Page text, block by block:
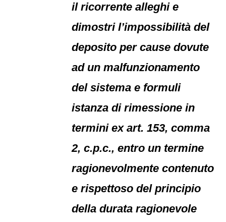
il ricorrente alleghi e
dimostri l’impossibilità del
deposito per cause dovute
ad un malfunzionamento
del sistema e formuli
istanza di rimessione in
termini ex art. 153, comma
2, c.p.c., entro un termine
ragionevolmente contenuto
e rispettoso del principio
della durata ragionevole